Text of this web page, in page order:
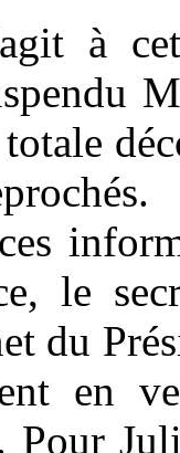
à
le
du
en
Pour